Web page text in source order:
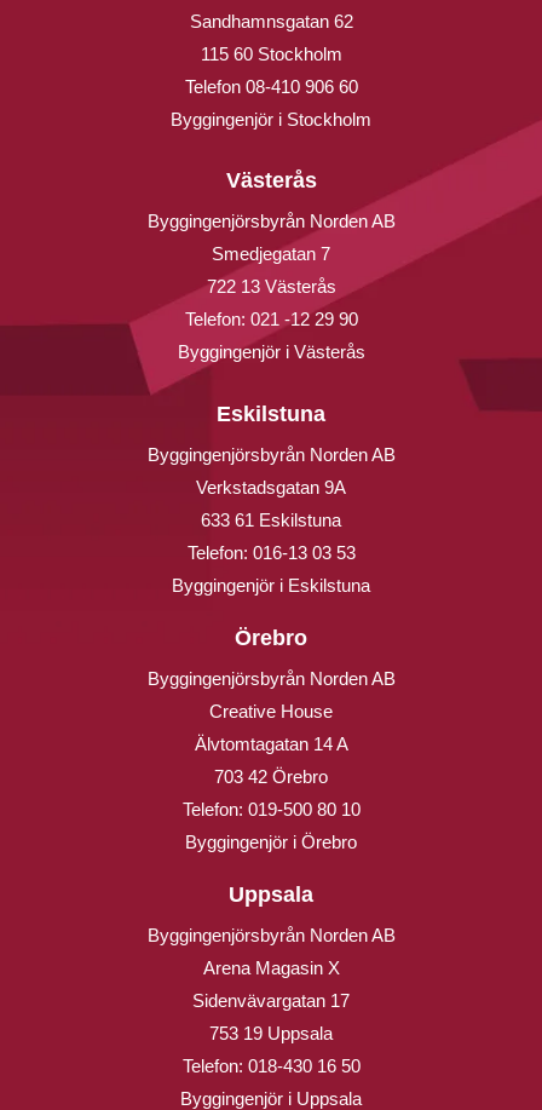
Sandhamnsgatan 62
115 60 Stockholm
Telefon 08-410 906 60
Byggingenjör i Stockholm
Västerås
Byggingenjörsbyrån Norden AB
Smedjegatan 7
722 13 Västerås
Telefon: 021 -12 29 90
Byggingenjör i Västerås
Eskilstuna
Byggingenjörsbyrån Norden AB
Verkstadsgatan 9A
633 61 Eskilstuna
Telefon: 016-13 03 53
Byggingenjör i Eskilstuna
Örebro
Byggingenjörsbyrån Norden AB
Creative House
Älvtomtagatan 14 A
703 42 Örebro
Telefon: 019-500 80 10
Byggingenjör i Örebro
Uppsala
Byggingenjörsbyrån Norden AB
Arena Magasin X
Sidenvävargatan 17
753 19 Uppsala
Telefon: 018-430 16 50
Byggingenjör i Uppsala